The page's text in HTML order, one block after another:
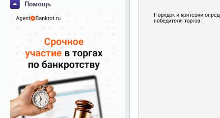
Помощь
Порядок и критерии
победителя торгов: